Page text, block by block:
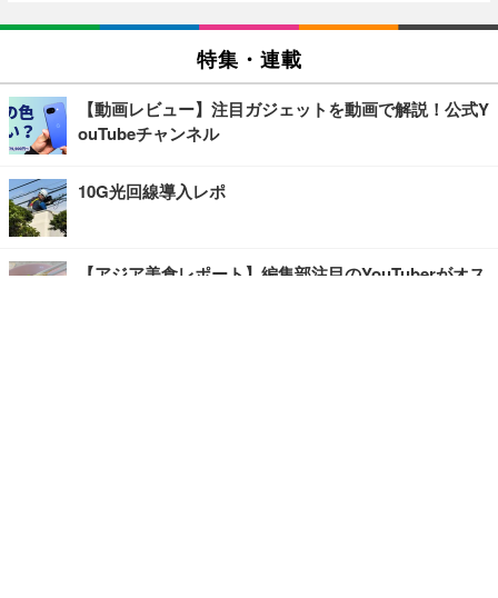
特集・連載
【動画レビュー】注目ガジェットを動画で解説！公式Y
ouTubeチャンネル
10G光回線導入レポ
【アジア美食レポート】編集部注目のYouTuberがオス